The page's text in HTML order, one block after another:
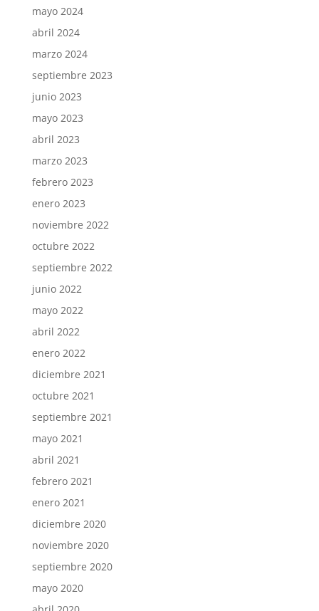
mayo 2024
abril 2024
marzo 2024
septiembre 2023
junio 2023
mayo 2023
abril 2023
marzo 2023
febrero 2023
enero 2023
noviembre 2022
octubre 2022
septiembre 2022
junio 2022
mayo 2022
abril 2022
enero 2022
diciembre 2021
octubre 2021
septiembre 2021
mayo 2021
abril 2021
febrero 2021
enero 2021
diciembre 2020
noviembre 2020
septiembre 2020
mayo 2020